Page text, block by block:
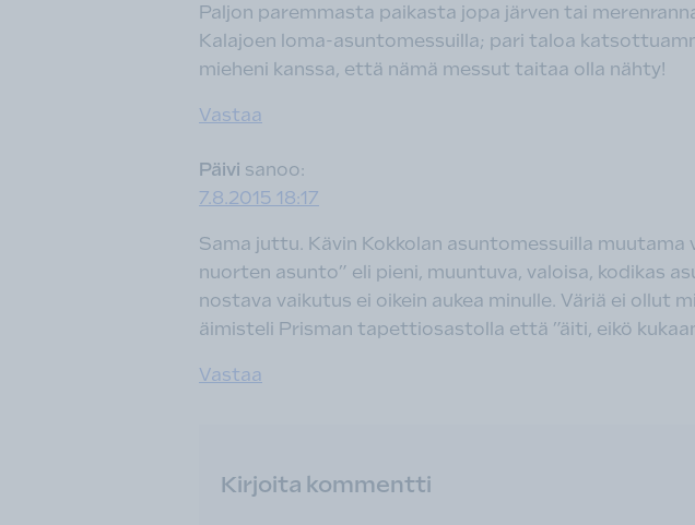
Paljon paremmasta paikasta jopa järven tai
Kalajoen loma-asuntomessuilla; pari taloa
mieheni kanssa, että nämä messut taitaa olla nähty!
Vastaa
Päivi sanoo:
7.8.2015 18:17
Sama juttu. Kävin Kokkolan asuntomessuilla
nuorten asunto” eli pieni, muuntuva, valoisa, kodikas
nostava vaikutus ei oikein aukea minulle. Väriä ei
äimisteli Prisman tapettiosastolla että ”äiti, eikö
Vastaa
Kirjoita kommentti